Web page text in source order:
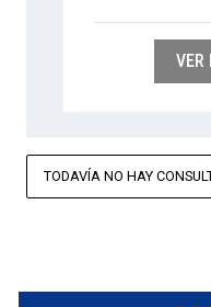
VER
TODAVÍA NO HAY